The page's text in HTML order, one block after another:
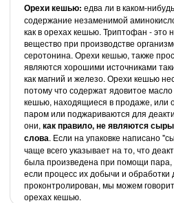
Орехи кешью: едва ли в каком-
содержание незаменимой
как в орехах кешью. Триптофан -это
вещество при производстве
серотонина. Орехи кешью, также
являются хорошими источниками
как магний и железо. Орехи кешью
потому что содержат ядовитое
кешью, находящиеся в продаже, или
паром или поджариваются для
они, как правило, не являются
слова. Если на упаковке написано
чаще всего указывает на то, что
была произведена при помощи пара,
если процесс их добычи и обработки
проконтролирован, мы можем
орехах кешью.